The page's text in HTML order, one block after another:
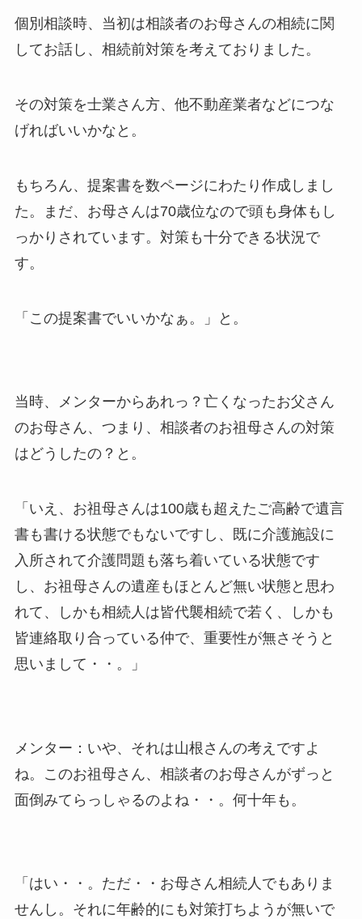
個別相談時、当初は相談者のお母さんの相続に関
してお話し、相続前対策を考えておりました。
その対策を士業さん方、他不動産業者などにつな
げればいいかなと。
もちろん、提案書を数ページにわたり作成しまし
た。まだ、お母さんは70歳位なので頭も身体もし
っかりされています。対策も十分できる状況で
す。
「この提案書でいいかなぁ。」と。
当時、メンターからあれっ？亡くなったお父さん
のお母さん、つまり、相談者のお祖母さんの対策
はどうしたの？と。
「いえ、お祖母さんは100歳も超えたご高齢で遺言
書も書ける状態でもないですし、既に介護施設に
入所されて介護問題も落ち着いている状態です
し、お祖母さんの遺産もほとんど無い状態と思わ
れて、しかも相続人は皆代襲相続で若く、しかも
皆連絡取り合っている仲で、重要性が無さそうと
思いまして・・。」
メンター：いや、それは山根さんの考えですよ
ね。このお祖母さん、相談者のお母さんがずっと
面倒みてらっしゃるのよね・・。何十年も。
「はい・・。ただ・・お母さん相続人でもありま
せんし。それに年齢的にも対策打ちようが無いで